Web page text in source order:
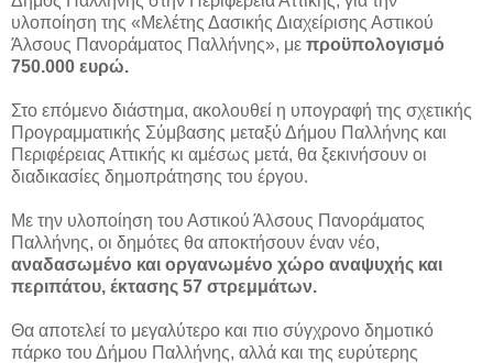
υλοποίηση της «Μελέτης Δασικής Διαχείρισης Αστικού
Άλσους Πανοράματος Παλλήνης», με προϋπολογισμό
750.000 ευρώ.
Στο επόμενο διάστημα, ακολουθεί η υπογραφή της σχετικής
Προγραμματικής Σύμβασης μεταξύ Δήμου Παλλήνης και
Περιφέρειας Αττικής κι αμέσως μετά, θα ξεκινήσουν οι
διαδικασίες δημοπράτησης του έργου.
Με την υλοποίηση του Αστικού Άλσους Πανοράματος
Παλλήνης, οι δημότες θα αποκτήσουν έναν νέο,
αναδασωμένο και οργανωμένο χώρο αναψυχής και
περιπάτου, έκτασης 57 στρεμμάτων.
Θα αποτελεί το μεγαλύτερο και πιο σύγχρονο δημοτικό
πάρκο του Δήμου Παλλήνης, αλλά και της ευρύτερης